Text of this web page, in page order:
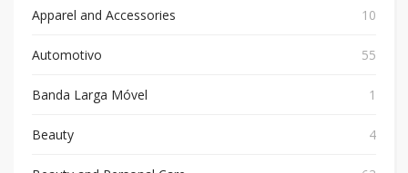
Apparel and Accessories 10
Automotivo 55
Banda Larga Móvel 1
Beauty 4